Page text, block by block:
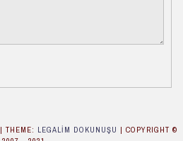
| THEME: LEGALIM DOKUNUŞU | COPYRIGHT ©